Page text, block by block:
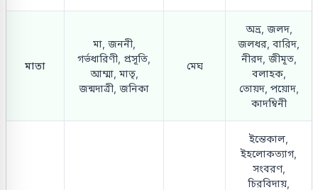
মাতা
মা, জননী,
গর্ভধারিণী, প্রসূতি,
আম্মা, মাতৃ,
জন্মদাত্রী, জনিকা
মেঘ
অভ্র, জলদ,
জলধর, বারিদ,
নীরদ, জীমূত,
বলাহক,
তোয়দ, পয়োদ,
কাদম্বিনী
ইন্তেকাল,
ইহলোকত্যাগ,
সংবরণ,
চিরবিদায়,